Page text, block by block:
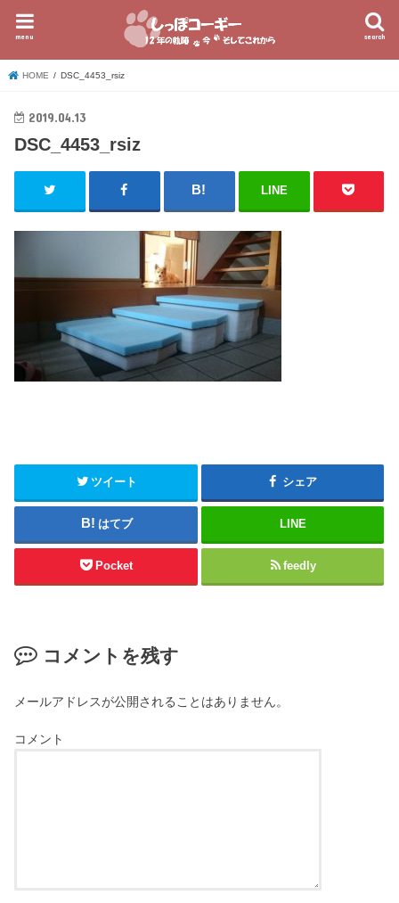
search
menu
HOME DSC_4453_rsiz
2019.04.13
DSC_4453_rsiz
LINE
ツイート シェア
はてブ LINE
Pocket feedly
コメントを残す
メールアドレスが公開されることはありません。
コメント